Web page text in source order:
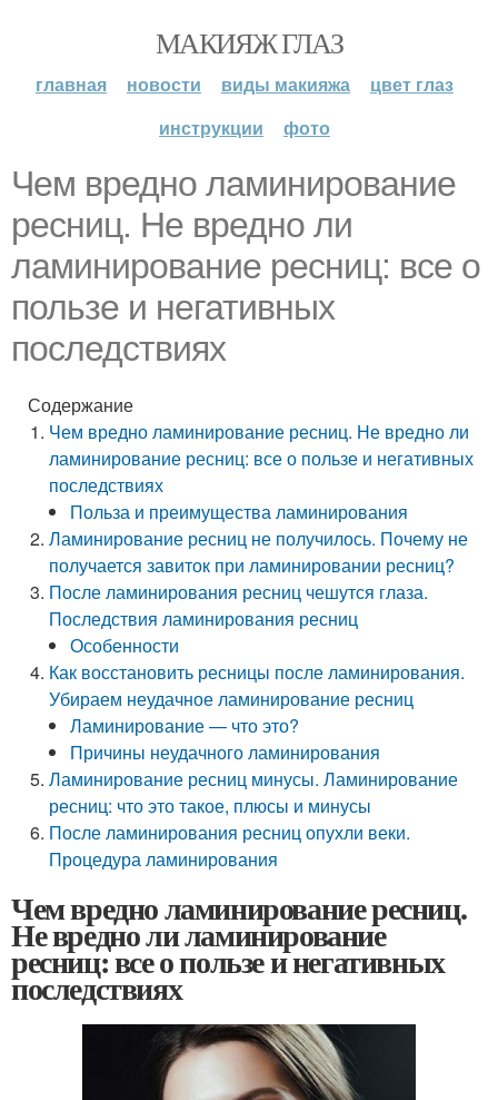
МАКИЯЖ ГЛАЗ
главная новости виды макияжа
цвет глаз
инструкции
фото
Чем вредно ламинирование
ресниц. Не вредно ли
ламинирование ресниц: все о
пользе и негативных
последствиях
Содержание
Чем вредно ламинирование ресниц. Не вредно ли
ламинирование ресниц: все о пользе и негативных
последствиях
Польза и преимущества ламинирования
Ламинирование ресниц не получилось. Почему не
получается завиток при ламинировании ресниц?
После ламинирования ресниц чешутся глаза.
Последствия ламинирования ресниц
Особенности
Как восстановить ресницы после ламинирования.
Убираем неудачное ламинирование ресниц
Ламинирование — что это?
Причины неудачного ламинирования
Ламинирование ресниц минусы. Ламинирование
ресниц: что это такое, плюсы и минусы
После ламинирования ресниц опухли веки.
Процедура ламинирования
Чем вредно ламинирование ресниц.
Не вредно ли ламинирование
ресниц: все о пользе и негативных
последствиях